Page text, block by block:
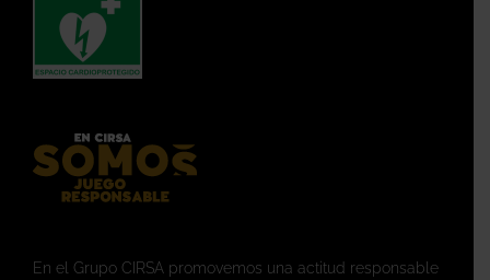
En el Grupo CIRSA promovemos una actitud responsable